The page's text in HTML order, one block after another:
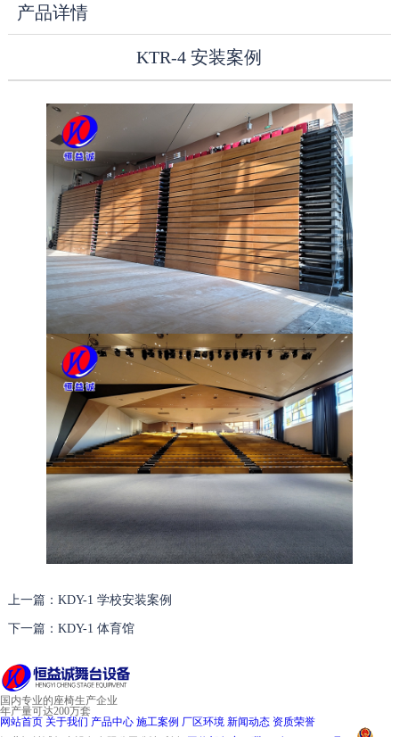
产品详情
KTR-4 安装案例
上一篇：KDY-1 学校安装案例
下一篇：KDY-1 体育馆
国内专业的座椅生产企业
年产量可达200万套
网站首页 关于我们 产品中心 施工案例 厂区环境 新闻动态 资质荣誉